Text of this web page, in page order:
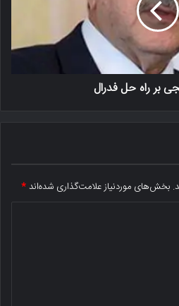
بر راه حل فدرال
بخش‌های موردنیاز علامت‌گذاری شده‌اند*